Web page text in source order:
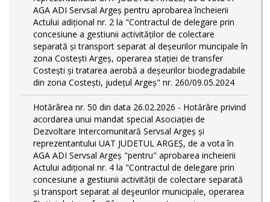
AGA ADI Servsal Argeș pentru aprobarea încheierii
Actului adițional nr. 2 la "Contractul de delegare prin
concesiune a gestiunii activităților de colectare
separată și transport separat al deșeurilor muncipale în
zona Costești Argeș, operarea stației de transfer
Costești și tratarea aerobă a deșeurilor biodegradabile
din zona Costești, județul Argeș" nr. 260/09.05.2024
Hotărârea nr. 50 din data 26.02.2026 - Hotărâre privind
acordarea unui mandat special Asociației de
Dezvoltare Intercomunitară Servsal Argeș și
reprezentantului UAT JUDETUL ARGEȘ, de a vota în
AGA ADI Servsal Argeș "pentru" aprobarea incheierii
Actului adițional nr. 4 la "Contractul de delegare prin
concesiune a gestiunii activității de colectare separată
și transport separat al deşeurilor municipale, operarea